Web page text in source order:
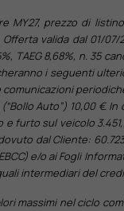
MY27, prezzo di
valida dal 01/
TAEG 8,68%, n. 35
i seguenti
Auto”) 10,00 €.
furto sul veicolo
dal Cliente:
e/o ai Fogli
intermediari del
massimi nel ciclo